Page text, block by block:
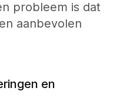
probleem is dat
aanbevolen
en